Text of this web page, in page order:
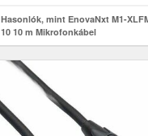
Hasonlók, mint EnovaNxt M1-
10 10 m Mikrofonkábel